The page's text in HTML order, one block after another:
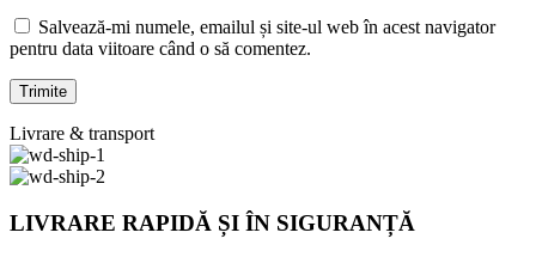
Salvează-mi numele, emailul și site-ul web în acest navigator
pentru data viitoare când o să comentez.
Livrare & transport
LIVRARE RAPIDĂ ȘI ÎN SIGURANȚĂ